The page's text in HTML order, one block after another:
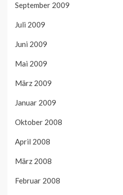
September 2009
Juli 2009
Juni 2009
Mai 2009
März 2009
Januar 2009
Oktober 2008
April 2008
März 2008
Februar 2008